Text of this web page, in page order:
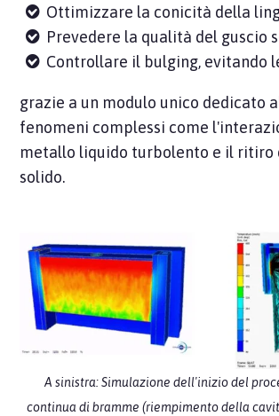
Ottimizzare la conicità della
Prevedere la qualità del guscio
Controllare il bulging, evitando
grazie a un modulo unico dedicato
fenomeni complessi come
metallo liquido turbolento e il ritiro
solido.
A sinistra: Simulazione dell'inizio del
continua di bramme (riempimento della